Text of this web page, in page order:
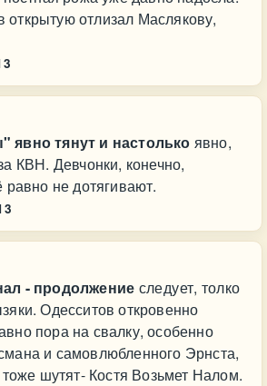
отлизал Маслякову,
явно тянут и настолько явно,
КВН. Девчонки, конечно,
равно не дотягивают.
- продолжение следует, толко
Одесситов откровенно
пора на свалку, особенно
и самовлюбленного Эрнста,
тоже шутят- Костя Возьмет Налом.